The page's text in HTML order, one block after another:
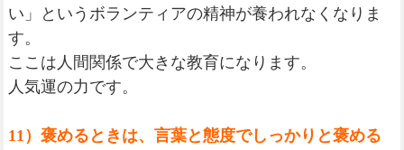
い」というボランティアの精神が養われなくなりま
す。
ここは人間関係で大きな教育になります。
人気運の力です。
11）褒めるときは、言葉と態度でしっかりと褒める